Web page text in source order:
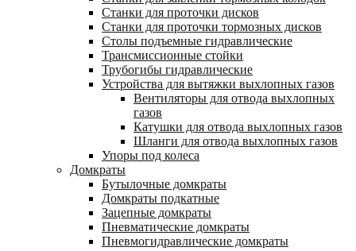
Станки для проточки дисков
Станки для проточки тормозных дисков
Столы подъемные гидравлические
Трансмиссионные стойки
Трубогибы гидравлические
Устройства для вытяжки выхлопных газов
Вентиляторы для отвода выхлопных
газов
Катушки для отвода выхлопных газов
Шланги для отвода выхлопных газов
Упоры под колеса
Домкраты
Бутылочные домкраты
Домкраты подкатные
Зацепные домкраты
Пневматические домкраты
Пневмогидравлические домкраты